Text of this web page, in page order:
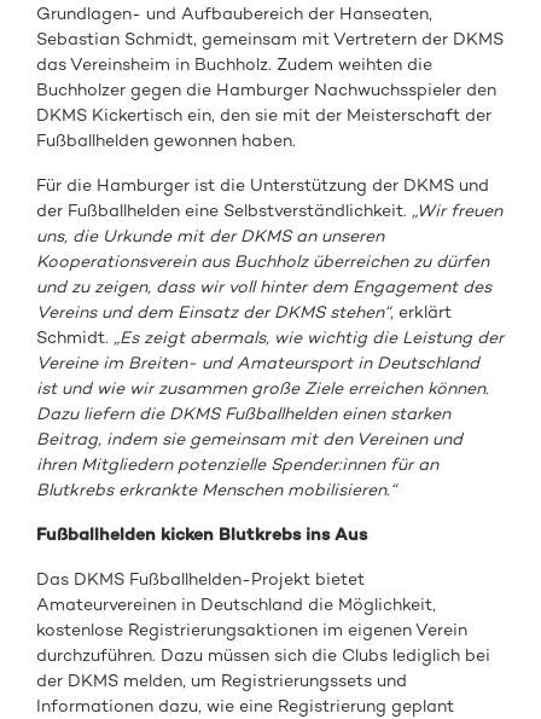
Grundlagen- und Aufbaubereich der Hanseaten,
Sebastian Schmidt, gemeinsam mit Vertretern der DKMS
das Vereinsheim in Buchholz. Zudem weihten die
Buchholzer gegen die Hamburger Nachwuchsspieler den
DKMS Kickertisch ein, den sie mit der Meisterschaft der
Fußballhelden gewonnen haben.
Für die Hamburger ist die Unterstützung der DKMS und
der Fußballhelden eine Selbstverständlichkeit. „Wir freuen
uns, die Urkunde mit der DKMS an unseren
Kooperationsverein aus Buchholz überreichen zu dürfen
und zu zeigen, dass wir voll hinter dem Engagement des
Vereins und dem Einsatz der DKMS stehen“, erklärt
Schmidt. „Es zeigt abermals, wie wichtig die Leistung der
Vereine im Breiten- und Amateursport in Deutschland
ist und wie wir zusammen große Ziele erreichen können.
Dazu liefern die DKMS Fußballhelden einen starken
Beitrag, indem sie gemeinsam mit den Vereinen und
ihren Mitgliedern potenzielle Spender:innen für an
Blutkrebs erkrankte Menschen mobilisieren.“
Fußballhelden kicken Blutkrebs ins Aus
Das DKMS Fußballhelden-Projekt bietet
Amateurvereinen in Deutschland die Möglichkeit,
kostenlose Registrierungsaktionen im eigenen Verein
durchzuführen. Dazu müssen sich die Clubs lediglich bei
der DKMS melden, um Registrierungssets und
Informationen dazu, wie eine Registrierung geplant